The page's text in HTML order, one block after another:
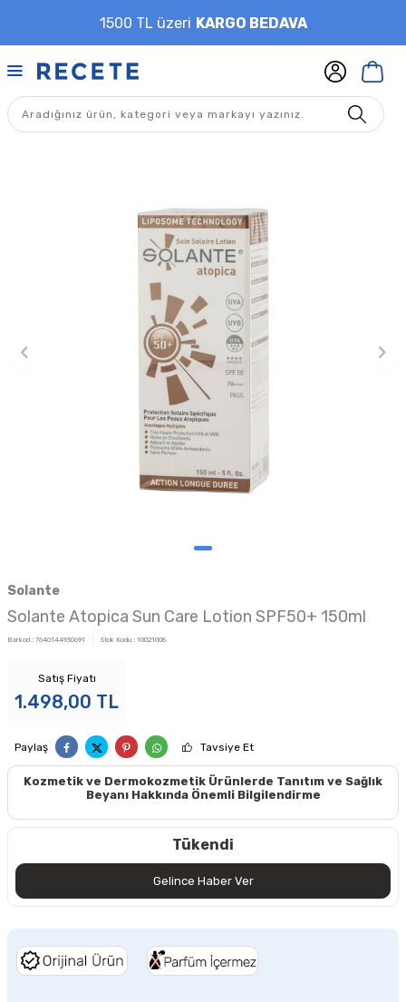
1500 TL üzeri KARGO BEDAVA
Solante
Solante Atopica Sun Care Lotion SPF50+ 150ml
Barkod : 7640144930691 Stok Kodu : 10021008
Satış Fiyatı
1.498,00 TL
Paylaş Tavsiye Et
Kozmetik ve Dermokozmetik Ürünlerde Tanıtım ve Sağlık
Beyanı Hakkında Önemli Bilgilendirme
Tükendi
Gelince Haber Ver